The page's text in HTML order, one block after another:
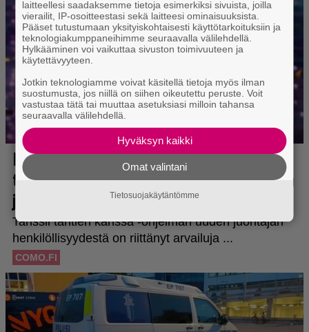
laitteellesi saadaksemme tietoja esimerkiksi sivuista, joilla
vierailit, IP-osoitteestasi sekä laitteesi ominaisuuksista.
Pääset tutustumaan yksityiskohtaisesti käyttötarkoituksiin ja
teknologiakumppaneihimme seuraavalla välilehdellä.
Hylkääminen voi vaikuttaa sivuston toimivuuteen ja
käytettävyyteen.
Jotkin teknologiamme voivat käsitellä tietoja myös ilman
suostumusta, jos niillä on siihen oikeutettu peruste. Voit
vastustaa tätä tai muuttaa asetuksiasi milloin tahansa
seuraavalla välilehdellä.
Hyväksyn kaikki
Omat valintani
Tietosuojakäytäntömme